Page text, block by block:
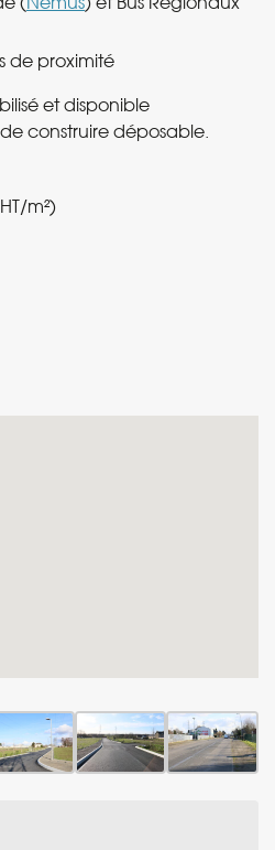
de proximité
et disponible
construire déposable.
m²)